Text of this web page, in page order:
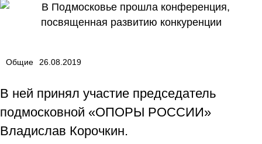
Общие 26.08.2019
В ней принял участие председатель
подмосковной «ОПОРЫ РОССИИ»
Владислав Корочкин.